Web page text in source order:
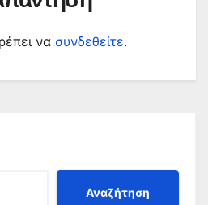
να συνδεθείτε.
Αναζήτηση